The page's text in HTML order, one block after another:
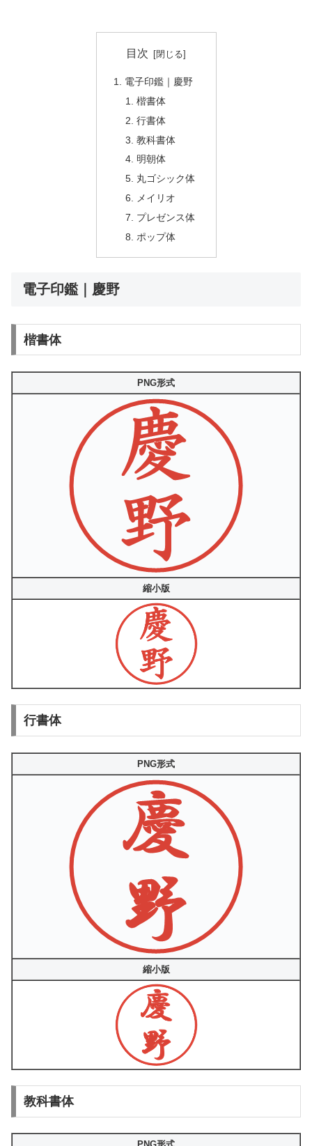
目次
電子印鑑｜慶野
楷書体
行書体
教科書体
明朝体
丸ゴシック体
メイリオ
プレゼンス体
ポップ体
電子印鑑｜慶野
楷書体
PNG形式
縮小版
行書体
PNG形式
縮小版
教科書体